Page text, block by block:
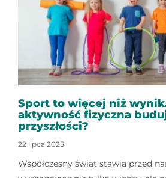
Sport to więcej niż
aktywność fizyczna
przyszłości?
22 lipca 2025
Współczesny świat stawia przed